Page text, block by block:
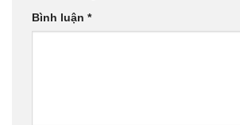
Bình luận *